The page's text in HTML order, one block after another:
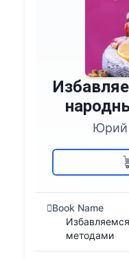
Юрий
Book Name
методами